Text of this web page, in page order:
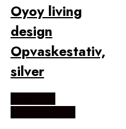
Oyoy living
design
Opvaskestativ,
silver